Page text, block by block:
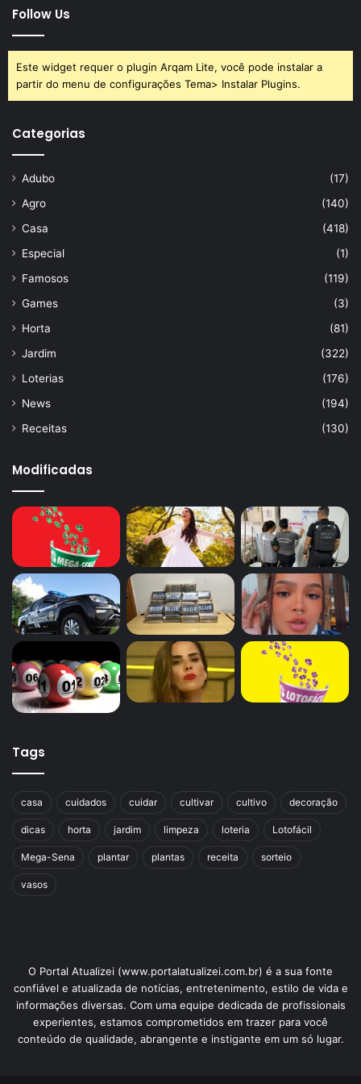
Follow Us
Este widget requer o plugin Arqam Lite, você pode instalar a
partir do menu de configurações Tema> Instalar Plugins.
Categorias
Adubo
(17)
Agro
(140)
Casa
(418)
Especial
(1)
Famosos
(119)
Games
(3)
Horta
(81)
Jardim
(322)
Loterias
(176)
News
(194)
Receitas
(130)
Modificadas
Tags
casa cuidados cuidar cultivar cultivo decoração
dicas horta jardim limpeza loteria Lotofácil
Mega-Sena plantar plantas receita sorteio
vasos
O Portal Atualizei (www.portalatualizei.com.br) é a sua fonte
confiável e atualizada de notícias, entretenimento, estilo de vida e
informações diversas. Com uma equipe dedicada de profissionais
experientes, estamos comprometidos em trazer para você
conteúdo de qualidade, abrangente e instigante em um só lugar.